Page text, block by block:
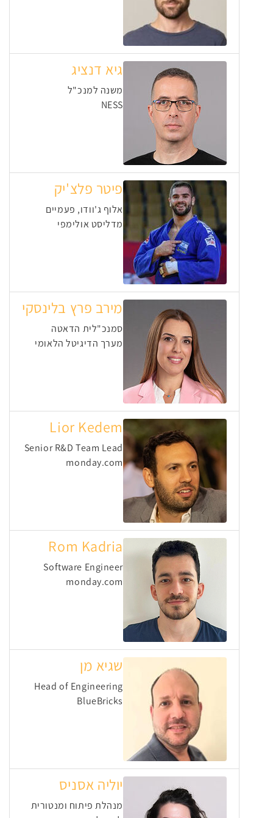
גיא דנציג
משנה למנכ"ל
NESS
פיטר פלצ'יק
אלוף ג'וודו, פעמיים
מדליסט אולימפי
מירב פרץ בלינסקי
סמנכ"לית הדאטה
מערך הדיגיטל הלאומי
Lior Kedem
Senior R&D Team Lead
monday.com
Rom Kadria
Software Engineer
monday.com
שגיא מן
Head of Engineering
BlueBricks
יוליה אסניס
מנהלת פיתוח ומנטורית